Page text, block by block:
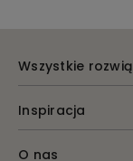
Wszystkie
Inspiracja
O nas